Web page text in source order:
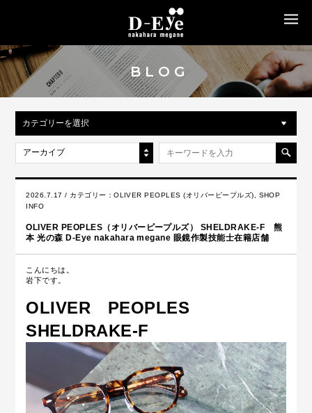
BLOG
カテゴリーを選択
アーカイブ
2026.7.17 / カテゴリー：OLIVER PEOPLES (オリバーピープルズ)
SHOP
INFO
OLIVER PEOPLES（オリバーピープルズ） SHELDRAKE-F 熊
本 光の森 D-Eye nakahara megane 眼鏡作製技能士在籍店舗
こんにちは。
岩下です。
OLIVER PEOPLES
SHELDRAKE-F